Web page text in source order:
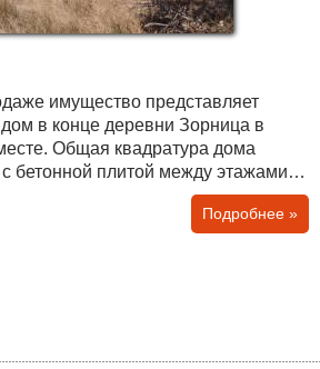
имущество представляет
в конце деревни Зорница в
дома
на второй этаж, где
необходим ремонт и
Подробнее »